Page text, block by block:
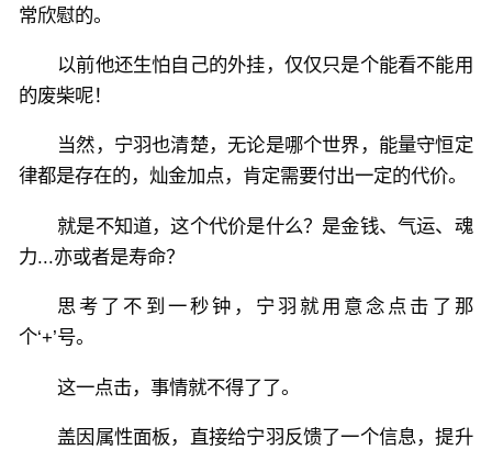
常欣慰的。
以前他还生怕自己的外挂，仅仅只是个能看不能用
的废柴呢！
当然，宁羽也清楚，无论是哪个世界，能量守恒定
律都是存在的，灿金加点，肯定需要付出一定的代价。
就是不知道，这个代价是什么？是金钱、气运、魂
力...亦或者是寿命？
思考了不到一秒钟，宁羽就用意念点击了那
个‘+’号。
这一点击，事情就不得了了。
盖因属性面板，直接给宁羽反馈了一个信息，提升